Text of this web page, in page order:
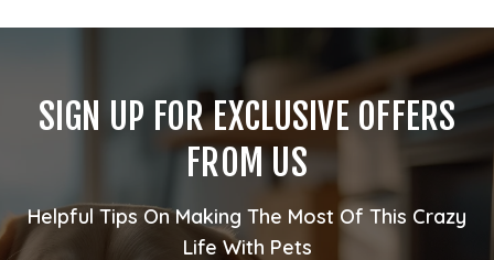
SIGN UP FOR EXCLUSIVE OFFERS
FROM US
Helpful Tips On Making The Most Of This Crazy
Life With Pets